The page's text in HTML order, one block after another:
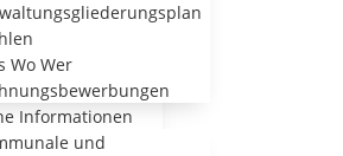
Wo Wer
Informationen
und